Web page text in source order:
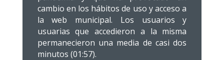
cambio en los hábitos de uso y acceso a
la web municipal. Los usuarios y
usuarias que accedieron a la misma
permanecieron una media de casi dos
minutos (01:57).